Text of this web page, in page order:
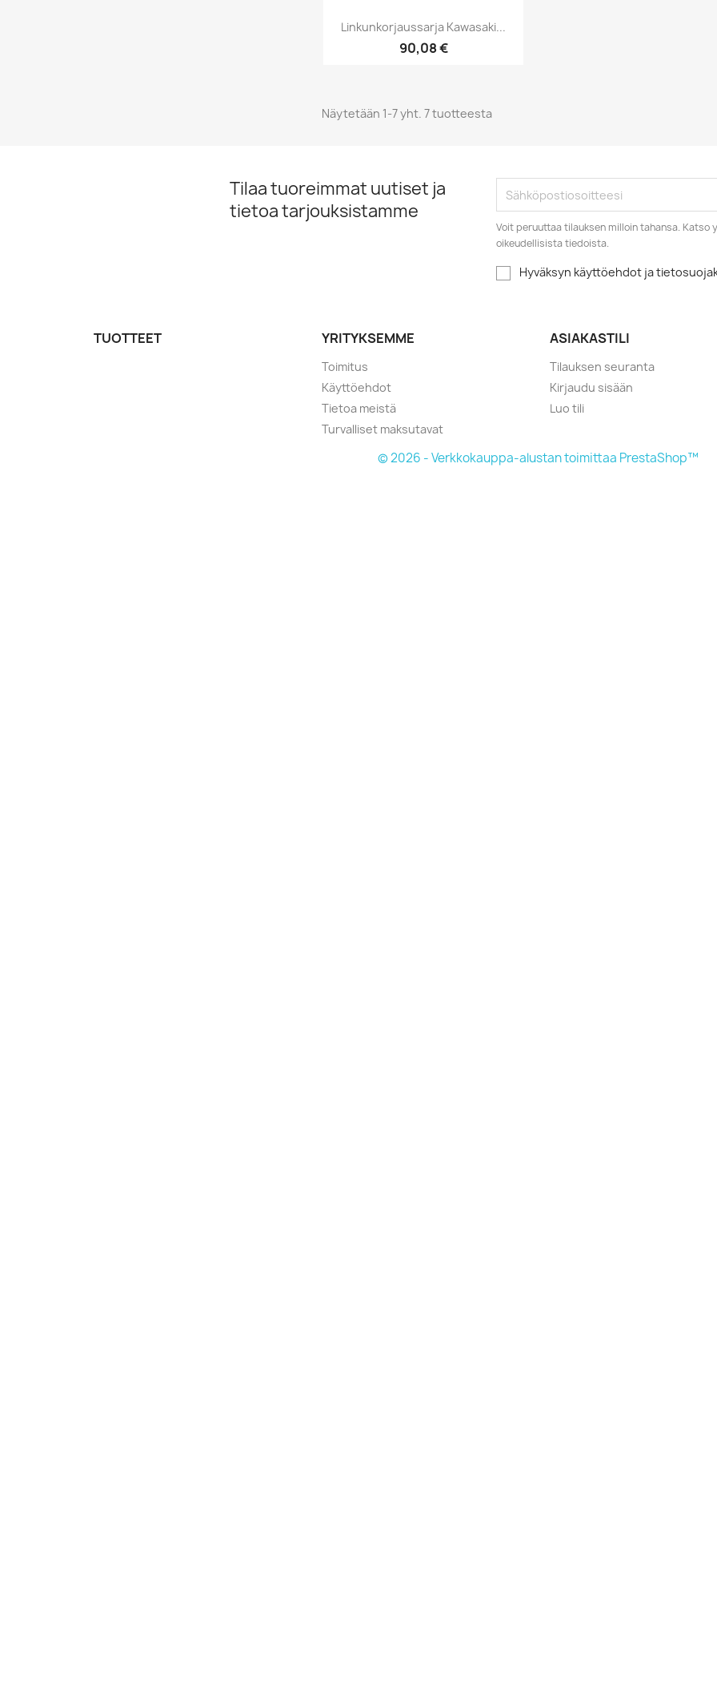
Pikakatselu
Linkunkorjaussarja Kawasaki...
90,08 €
Näytetään 1-7 yht. 7 tuotteesta
Tilaa tuoreimmat uutiset ja
tietoa tarjouksistamme
Voit peruuttaa tilauksen milloin tahansa. Katso
oikeudellisista tiedoista.
Hyväksyn käyttöehdot ja
TUOTTEET YRITYKSEMME
Toimitus
Käyttöehdot
Tietoa meistä
Turvalliset maksutavat
ASIAKASTILI
Tilauksen seuranta
Kirjaudu sisään
Luo tili
© 2026 - Verkkokauppa-alustan toimittaa PrestaShop™